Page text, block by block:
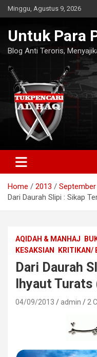
Skip
to
Minggu, Agustus 9, 2026
Untuk Para
Blog Anti Teroris,
Home 2013 September
Dari Daurah Slipi : Sikap
AQIDAH & MANHAJ
KESAKSIAN
KRITIKAN/
Dari Daurah
Ihyaut Turats
04/09/2013 admin 2